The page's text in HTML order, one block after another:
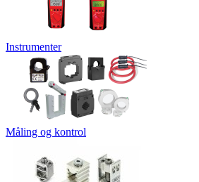
Instrumenter
Måling og kontrol